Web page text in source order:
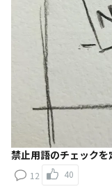
禁止用語のチェック
12 40